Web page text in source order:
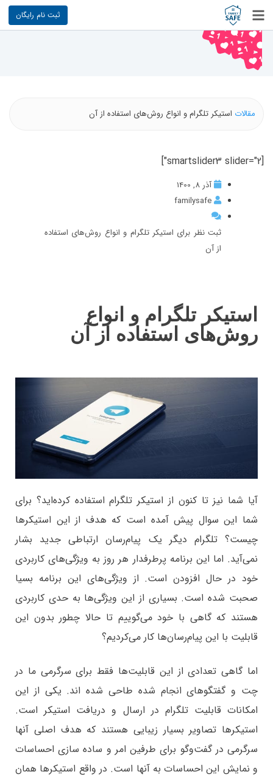
ثبت نام رایگان
مقالات استیکر تلگرام و انواع روش‌های استفاده از آن
[smartslider3 slider="2"]
آذر 8, 1400
familysafe
ثبت نظر برای استیکر تلگرام و انواع روش‌های استفاده
از آن
استیکر تلگرام و انواع
روش‌های استفاده از آن
آیا شما نیز تا کنون از استیکر تلگرام استفاده کرده‌اید؟ برای
شما این سوال پیش آمده است که هدف از این استیکرها
چیست؟ تلگرام دیگر یک پیام‌رسان ارتباطی جدید بشار
نمی‌آید. اما این برنامه پرطرفدار هر روز به ویژگی‌های کاربردی
خود در حال افزودن است. از ویژگی‌های این برنامه بسیا
صحبت شده است. بسیاری از این ویژگی‌ها به حدی کاربردی
هستند که گاهی با خود می‌گوییم تا حالا چطور بدون این
قابلیت با این پیام‌رسان‌ها کار می‌کردیم؟
اما گاهی تعدادی از این قابلیت‌ها فقط برای سرگرمی ما در
چت و گفتگوهای انجام شده طاحی شده اند. یکی از این
امکانات قابلیت تلگرام در ارسال و دریافت استیکر است.
استیکرها تصاویر بسیار زیبایی هستند که هدف اصلی آنها
سرگرمی در گفت‌وگو برای طرفین امر و ساده سازی احساسات
و نمایش این احساسات به آنها است. در واقع استیکرها همان